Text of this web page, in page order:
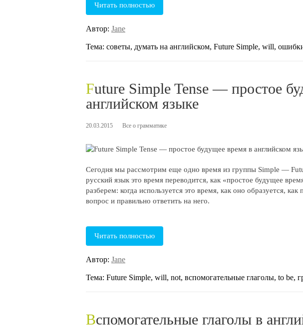
Читать полностью
Автор: Jane
Тема: советы, думать на английском, Future Simple, will,
Future Simple Tense — простое будущее время в
английском языке
20.03.2015 Все о грамматике
Сегодня мы рассмотрим еще одно время из группы Simple —
русский язык это время переводится, как «простое будущее
разберем: когда используется это время, как оно образуется, как
вопрос и правильно ответить на него.
Читать полностью
Автор: Jane
Тема: Future Simple, will, not, вспомогательные глаголы, to be,
Вспомогательные глаголы в